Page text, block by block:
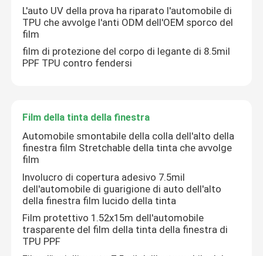
L'auto UV della prova ha riparato l'automobile di
TPU che avvolge l'anti ODM dell'OEM sporco del
film
film di protezione del corpo di legante di 8.5mil
PPF TPU contro fendersi
Film della tinta della finestra
Automobile smontabile della colla dell'alto della
finestra film Stretchable della tinta che avvolge
film
Involucro di copertura adesivo 7.5mil
dell'automobile di guarigione di auto dell'alto
della finestra film lucido della tinta
Film protettivo 1.52x15m dell'automobile
trasparente del film della tinta della finestra di
TPU PPF